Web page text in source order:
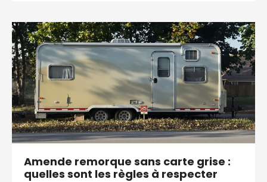
Amende remorque sans carte grise :
quelles sont les règles à respecter